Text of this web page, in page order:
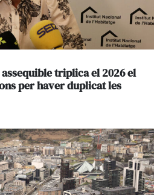
triplica el 2026 el
per haver duplicat les